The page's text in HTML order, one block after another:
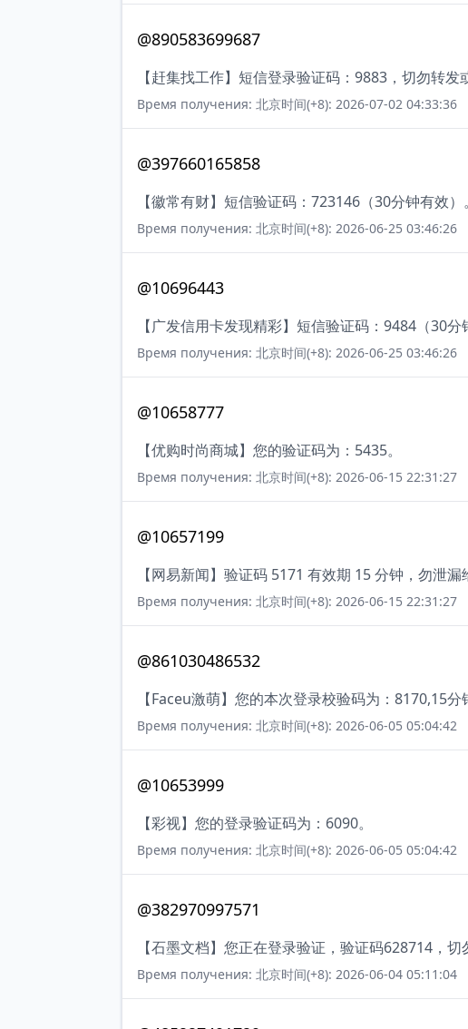
@890583699687
【赶集找工作】短信登录验证码：9883，切勿转发
Время получения: 北京时间(+8): 2026-07-02 04:33:36
@397660165858
【徽常有财】短信验证码：723146（30分钟有效）。
Время получения: 北京时间(+8): 2026-06-25 03:46:26
@10696443
【广发信用卡发现精彩】短信验证码：9484（30分
Время получения: 北京时间(+8): 2026-06-25 03:46:26
@10658777
【优购时尚商城】您的验证码为：5435。
Время получения: 北京时间(+8): 2026-06-15 22:31:27
@10657199
【网易新闻】验证码 5171 有效期 15 分钟，勿泄漏
Время получения: 北京时间(+8): 2026-06-15 22:31:27
@861030486532
【Faceu激萌】您的本次登录校验码为：8170,15分
Время получения: 北京时间(+8): 2026-06-05 05:04:42
@10653999
【彩视】您的登录验证码为：6090。
Время получения: 北京时间(+8): 2026-06-05 05:04:42
@382970997571
【石墨文档】您正在登录验证，验证码628714，
Время получения: 北京时间(+8): 2026-06-04 05:11:04